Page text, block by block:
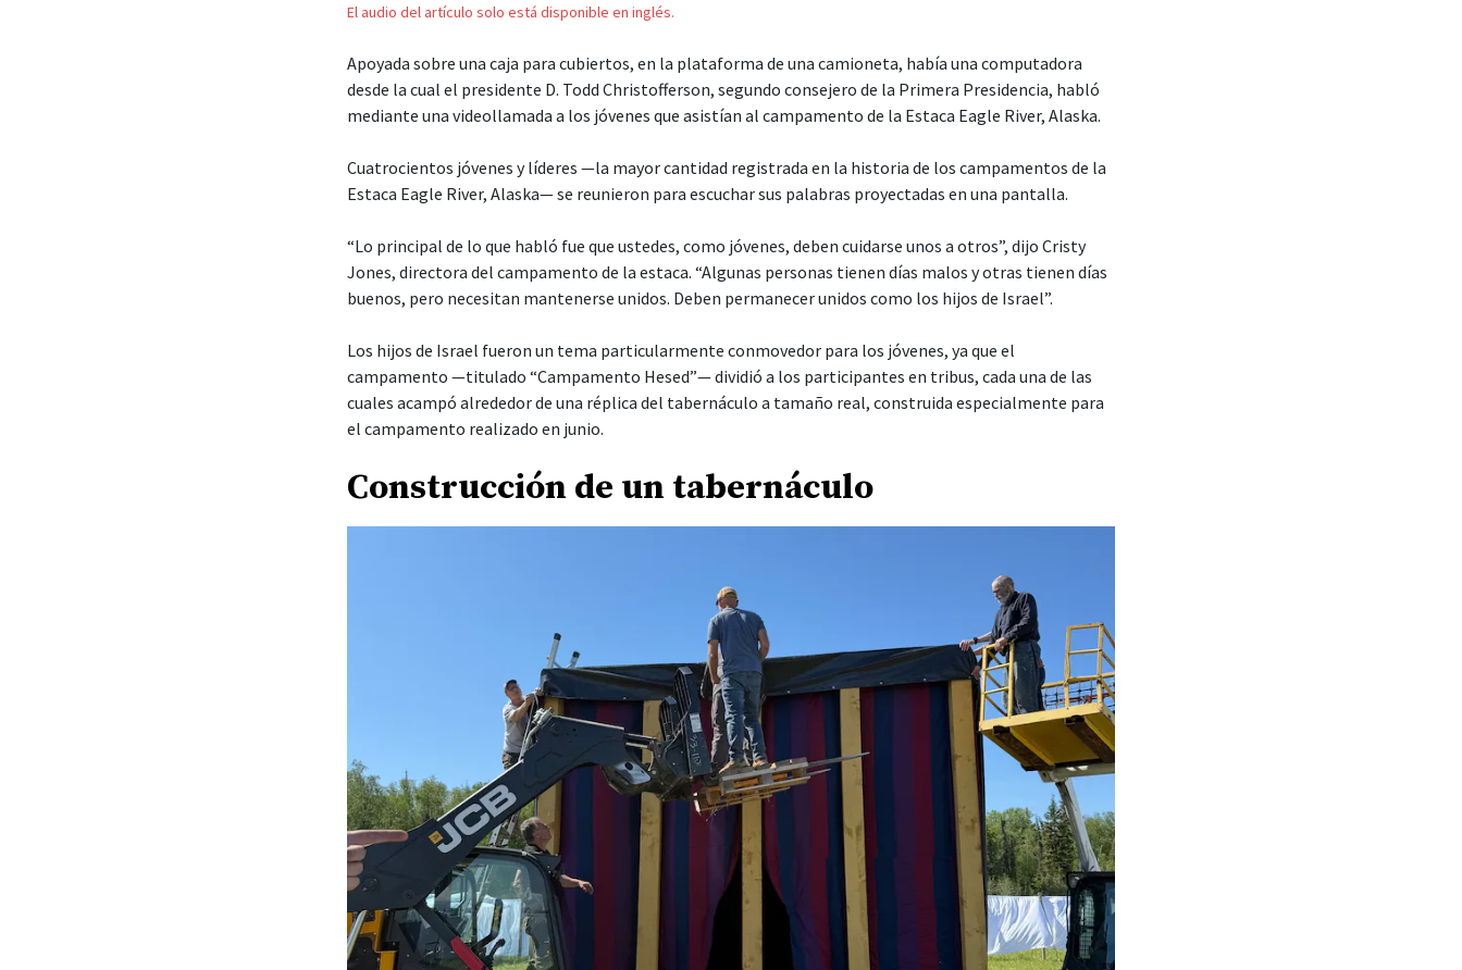
El audio del artículo solo está disponible en inglés.
Apoyada sobre una caja para cubiertos, en la plataforma de una camioneta, había una computadora
desde la cual el presidente D. Todd Christofferson, segundo consejero de la Primera Presidencia, habló
mediante una videollamada a los jóvenes que asistían al campamento de la Estaca Eagle River, Alaska.
Cuatrocientos jóvenes y líderes —la mayor cantidad registrada en la historia de los campamentos de la
Estaca Eagle River, Alaska— se reunieron para escuchar sus palabras proyectadas en una pantalla.
“Lo principal de lo que habló fue que ustedes, como jóvenes, deben cuidarse unos a otros”, dijo Cristy
Jones, directora del campamento de la estaca. “Algunas personas tienen días malos y otras tienen días
buenos, pero necesitan mantenerse unidos. Deben permanecer unidos como los hijos de Israel”.
Los hijos de Israel fueron un tema particularmente conmovedor para los jóvenes, ya que el
campamento —titulado “Campamento Hesed”— dividió a los participantes en tribus, cada una de las
cuales acampó alrededor de una réplica del tabernáculo a tamaño real, construida especialmente para
el campamento realizado en junio.
Construcción de un tabernáculo